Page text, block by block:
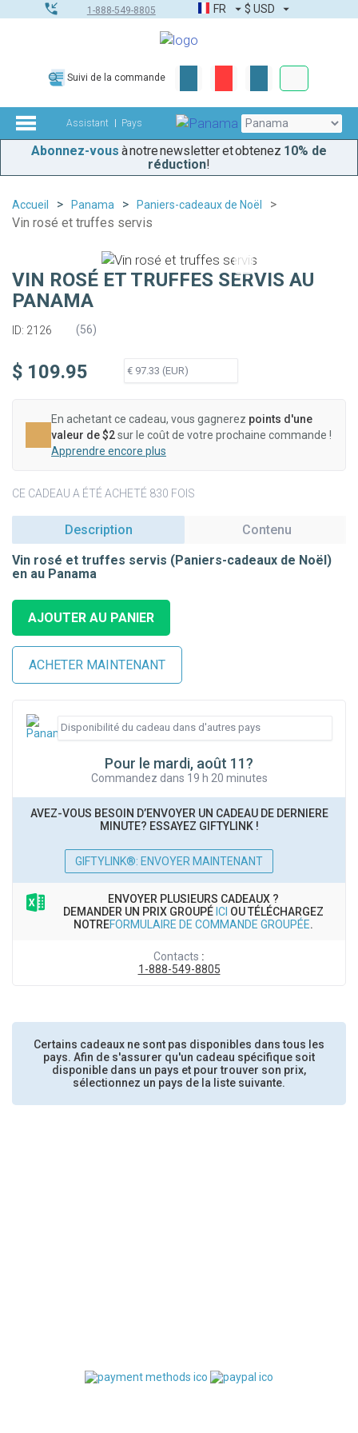
1-888-549-8805 FR $ USD
Suivi de la commande
Assistant Pays
Abonnez-vous à notre newsletter et obtenez 10% de
réduction!
Accueil Panama Paniers-cadeaux de Noël
Vin rosé et truffes servis
VIN ROSÉ ET TRUFFES SERVIS AU
PANAMA
ID: 2126 (56)
$ 109.95
En achetant ce cadeau, vous gagnerez points d'une
valeur de $2sur le coût de votre prochaine commande !
Apprendre encore plus
CE CADEAU A ÉTÉ ACHETÉ 830 FOIS
Description
Contenu
Vin rosé et truffes servis (Paniers-cadeaux de Noël)
en au Panama
Pour le mardi, août 11?
Commandez dans 19 h 20 minutes
AVEZ-VOUS BESOIN D’ENVOYER UN CADEAU DE DERNIERE
MINUTE? ESSAYEZ GIFTYLINK !
GIFTYLINK®: ENVOYER MAINTENANT
ENVOYER PLUSIEURS CADEAUX ?
DEMANDER UN PRIX GROUPÉ ICI OU TÉLÉCHARGEZ
NOTREFORMULAIRE DE COMMANDE GROUPÉE.
Contacts :
1-888-549-8805
Certains cadeaux ne sont pas disponibles dans tous les
pays. Afin de s'assurer qu'un cadeau spécifique soit
disponible dans un pays et pour trouver son prix,
sélectionnez un pays de la liste suivante.